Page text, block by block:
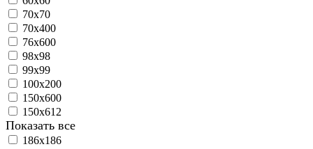
70х70
70х400
76х600
98х98
99х99
100x200
150х600
150x612
Показать все
186x186